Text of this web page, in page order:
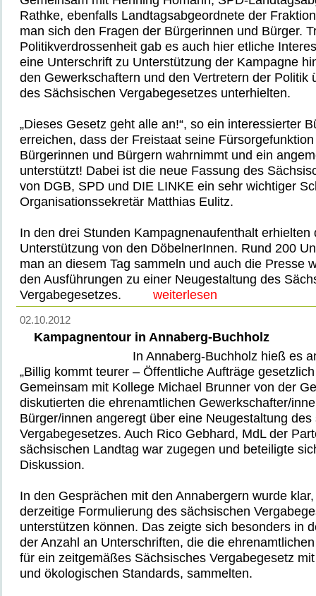
Rathke, ebenfalls Landtagsabgeordnete der
man sich den Fragen der Bürgerinnen und Bürger.
Politikverdrossenheit gab es auch hier etliche
eine Unterschrift zu Unterstützung der Kampagne
den Gewerkschaftern und den Vertretern der Politik
des Sächsischen Vergabegesetzes unterhielten.
„Dieses Gesetz geht alle an!“, so ein interessierter
erreichen, dass der Freistaat seine
Bürgerinnen und Bürgern wahrnimmt und ein
unterstützt! Dabei ist die neue Fassung des
von DGB, SPD und DIE LINKE ein sehr wichtiger
Organisationssekretär Matthias Eulitz.
In den drei Stunden Kampagnenaufenthalt erhielten
Unterstützung von den DöbelnerInnen. Rund 200
man an diesem Tag sammeln und auch die Presse
den Ausführungen zu einer Neugestaltung des
Vergabegesetzes.
weiterlesen
02.10.2012
Kampagnentour in Annaberg-Buchholz
In Annaberg-Buchholz hieß es
„Billig kommt teurer – Öffentliche Aufträge
Gemeinsam mit Kollege Michael Brunner von der
diskutierten die ehrenamtlichen Gewerkschafter/
Bürger/innen angeregt über eine Neugestaltung des
Vergabegesetzes. Auch Rico Gebhard, MdL der
sächsischen Landtag war zugegen und beteiligte
Diskussion.
In den Gesprächen mit den Annabergern wurde
derzeitige Formulierung des sächsischen
unterstützen können. Das zeigte sich besonders in
der Anzahl an Unterschriften, die die
für ein zeitgemäßes Sächsisches Vergabegesetz
und ökologischen Standards, sammelten.